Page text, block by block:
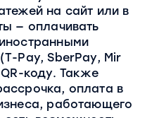
на сайт или в
— оплачивать
Pay, SberPay, Mir
коду. Также
оплата в
работающего